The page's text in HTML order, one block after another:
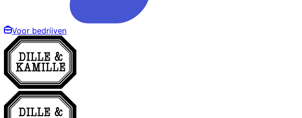
Voor bedrijven